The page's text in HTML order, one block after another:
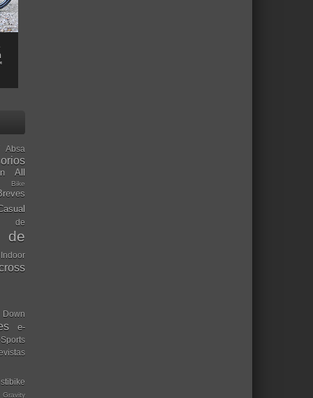
Absa
All
Bike
de
de
Down
e-
Gravity